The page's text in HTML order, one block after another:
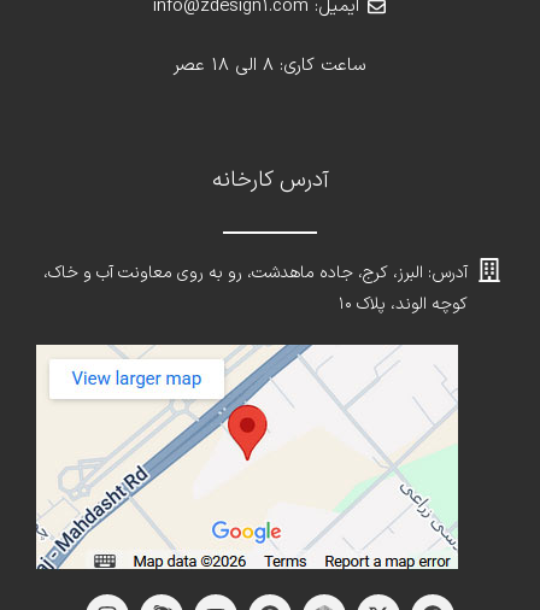
ایمیل: info@zdesign1.com
ساعت کاری: 8 الی 18 عصر
آدرس کارخانه
آدرس: البرز، کرج، جاده ماهدشت، رو به روی معاونت آب و خاک،
کوچه الوند، پلاک ۱۰